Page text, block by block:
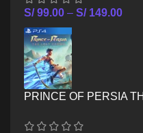
S/99.00 – S/149.00
PRINCE OF PERSIA